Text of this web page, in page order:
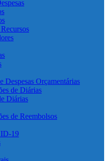
Despesas Orçamentárias
de Diárias
Diárias
de Reembolsos
19